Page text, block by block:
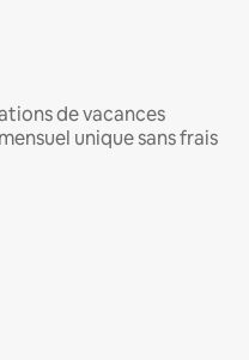
de vacances
unique sans frais